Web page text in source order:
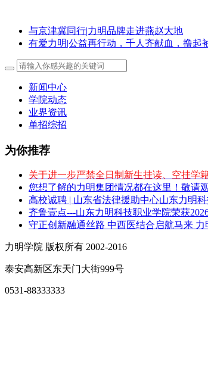
与京津冀同行|力明品牌走进燕赵大地
有爱力明|公益再行动，千人齐献血，撸起
新闻中心
学院动态
业界资讯
单招综招
为你推荐
关于进一步严禁全日制新生挂读、空挂学
您想了解的力明集团情况都在这里！敬请
高校诚聘 | 山东省法律援助中心山东力明
齐鲁壹点---山东力明科技职业学院荣获
守正创新融通丝路 中西医结合启航马来
力明学院 版权所有 2002-2016
泰安高新区东天门大街999号
0531-88333333